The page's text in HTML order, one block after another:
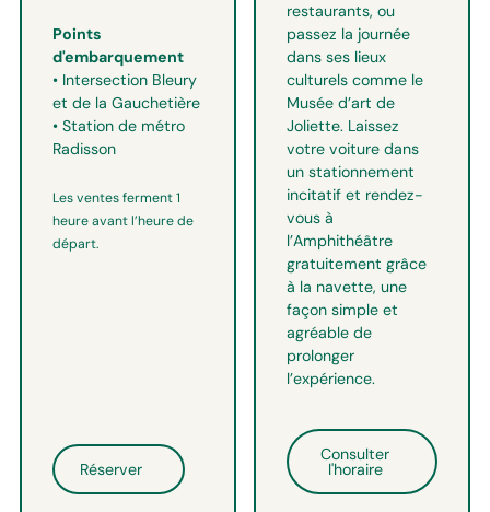
Points
d'embarquement
• Intersection Bleury
et de la Gauchetière
• Station de métro
Radisson
Les ventes ferment 1
heure avant l’heure de
départ.
Réserver
restaurants, ou
passez la journée
dans ses lieux
culturels comme le
Musée d’art de
Joliette. Laissez
votre voiture dans
un stationnement
incitatif et rendez-
vous à
l’Amphithéâtre
gratuitement grâce
à la navette, une
façon simple et
agréable de
prolonger
l’expérience.
Consulter
l'horaire